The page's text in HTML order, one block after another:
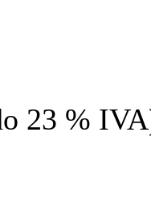
23 %